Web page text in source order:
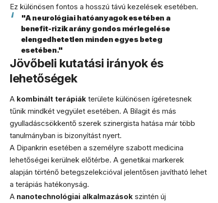
Ez különösen fontos a hosszú távú kezelések esetében.
"A neurológiai hatóanyagok esetében a
benefit-rizik arány gondos mérlegelése
elengedhetetlen minden egyes beteg
esetében."
Jövőbeli kutatási irányok és
lehetőségek
A kombinált terápiák területe különösen ígéretesnek
tűnik mindkét vegyület esetében. A Bilagit és más
gyulladáscsökkentő szerek szinergista hatása már több
tanulmányban is bizonyítást nyert.
A Dipankrin esetében a személyre szabott medicina
lehetőségei kerülnek előtérbe. A genetikai markerek
alapján történő betegszelekcióval jelentősen javítható lehet
a terápiás hatékonyság.
A nanotechnológiai alkalmazások szintén új